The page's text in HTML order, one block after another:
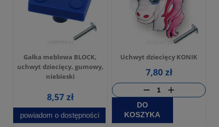
Gałka meblowa BLOCK,
uchwyt dziecięcy, gumowy,
niebieski
8,57 zł
powiadom o dostępności
Uchwyt dziecięcy KONIK
7,80 zł
DO
KOSZYKA